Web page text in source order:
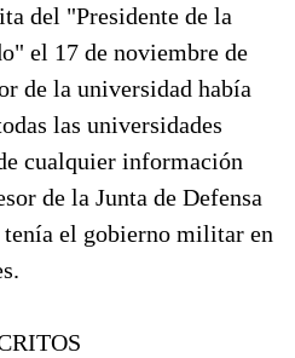
del "Presidente de la
el 17 de noviembre de
de la universidad había
las universidades
cualquier información
de la Junta de Defensa
el gobierno militar en